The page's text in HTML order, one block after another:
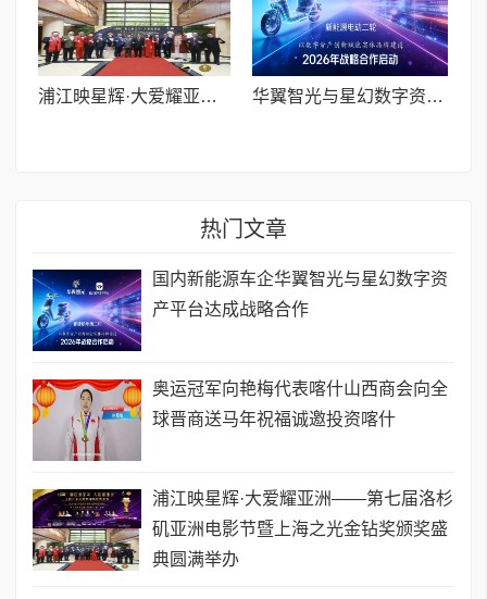
浦江映星辉·大爱耀亚洲——第七届洛杉矶亚洲电影节暨上海之光金钻奖颁奖盛典圆满举办 华翼智光与星幻数字资产平台达成战略合作 以数字资产创新赋能实体品牌建设
热门文章
国内新能源车企华翼智光与星幻数字资
产平台达成战略合作
奥运冠军向艳梅代表喀什山西商会向全
球晋商送马年祝福诚邀投资喀什
浦江映星辉·大爱耀亚洲——第七届洛杉
矶亚洲电影节暨上海之光金钻奖颁奖盛
典圆满举办